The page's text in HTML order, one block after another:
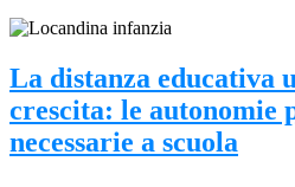
La distanza educativa
crescita: le autonomie
necessarie a scuola